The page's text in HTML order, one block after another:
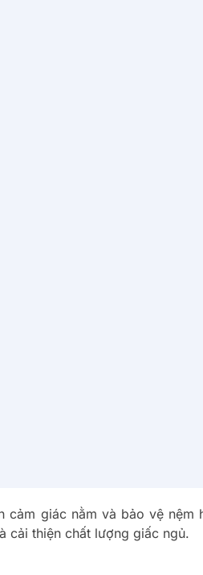
giác nằm và bảo vệ nệm
cải thiện chất lượng giấc ngủ.